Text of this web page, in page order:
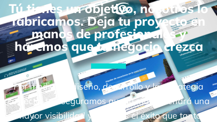
Tú tienes un objetivo, nosotros lo
fabricamos. Deja tu proyecto en
manos de profesionales y
haremos que tu negocio crezca
Por medio del diseño, desarrollo y la estrategia
correcta, te aseguramos que tu marca tendrá una
mayor visibilidad y lograrás el éxito que tanto